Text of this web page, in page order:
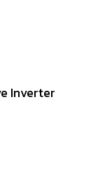
Inverter